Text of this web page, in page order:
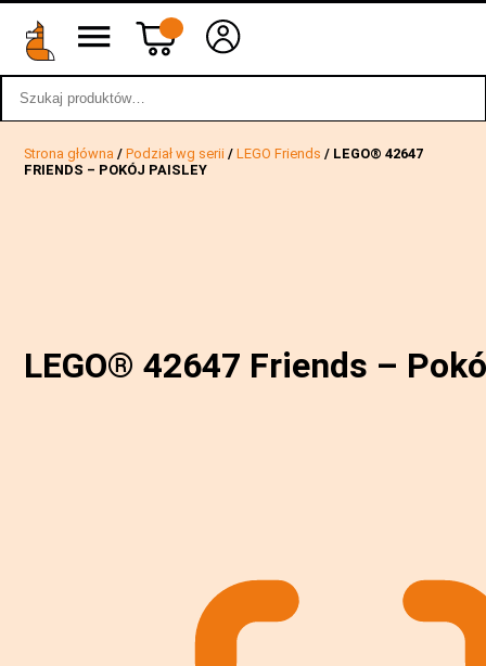
wstecz
Strona główna /Podział wg serii /LEGO Friends / LEGO® 42647
FRIENDS – POKÓJ PAISLEY
LEGO® 42647 Friends –